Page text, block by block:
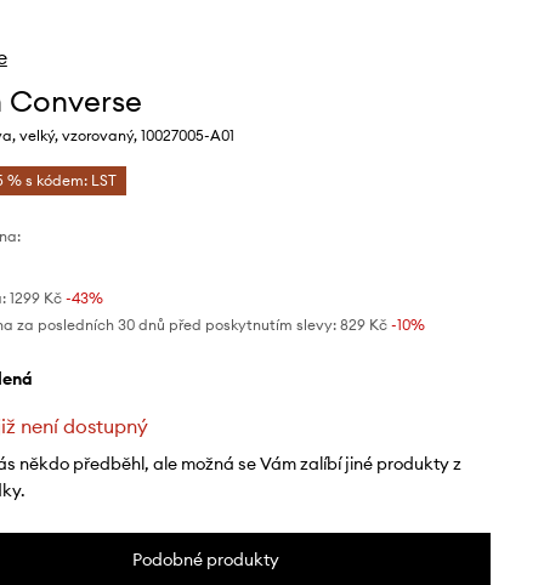
Converse
velký, vzorovaný, 10027005-A01
% s kódem: LST
1299 Kč-43%
za posledních 30 dnů před poskytnutím slevy: 829 Kč -10%
není dostupný
někdo předběhl, ale možná se Vám zalíbí jiné produkty z
Podobné produkty